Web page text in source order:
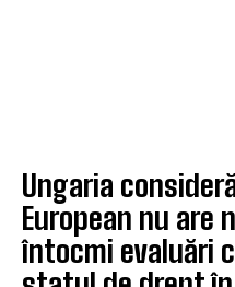
Ungaria
European nu are
întocmi evaluări